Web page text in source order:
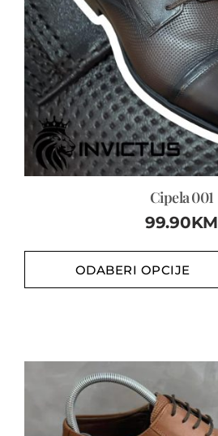
Cipela 001
99.90KM
ODABERI OPCIJE